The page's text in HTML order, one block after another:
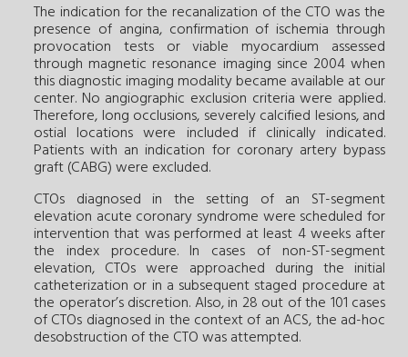
The indication for the recanalization of the CTO was the
presence of angina, confirmation of ischemia through
provocation tests or viable myocardium assessed
through magnetic resonance imaging since 2004 when
this diagnostic imaging modality became available at our
center. No angiographic exclusion criteria were applied.
Therefore, long occlusions, severely calcified lesions, and
ostial locations were included if clinically indicated.
Patients with an indication for coronary artery bypass
graft (CABG) were excluded.
CTOs diagnosed in the setting of an ST-segment
elevation acute coronary syndrome were scheduled for
intervention that was performed at least 4 weeks after
the index procedure. In cases of non-ST-segment
elevation, CTOs were approached during the initial
catheterization or in a subsequent staged procedure at
the operator’s discretion. Also, in 28 out of the 101 cases
of CTOs diagnosed in the context of an ACS, the ad-hoc
desobstruction of the CTO was attempted.